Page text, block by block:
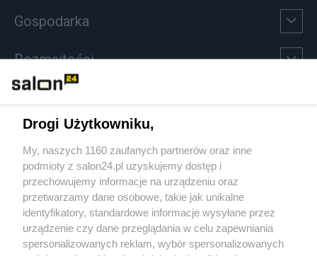
Gospodarka
Rozmaitości
Sport
Społeczeństwo
Kultura
Drogi Użytkowniku,
My, naszych 1160 zaufanych partnerów oraz inne
podmioty z salon24.pl uzyskujemy dostęp i
przechowujemy informacje na urządzeniu oraz
przetwarzamy dane osobowe, takie jak unikalne
identyfikatory, standardowe informacje wysyłane przez
urządzenie czy dane przeglądania w celu zapewniania
spersonalizowanych reklam, wybór spersonalizowanych